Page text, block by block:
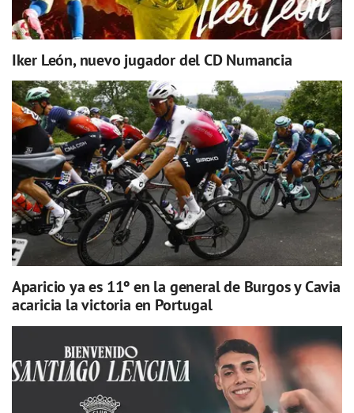
Iker León, nuevo jugador del CD Numancia
Aparicio ya es 11º en la general de Burgos y Cavia
acaricia la victoria en Portugal